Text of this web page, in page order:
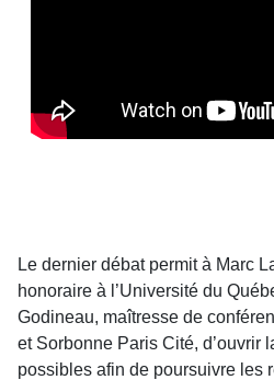
Le dernier débat permit à Marc
honoraire à l’Université du
Godineau, maîtresse de
et Sorbonne Paris Cité, d’ouvrir
possibles afin de poursuivre les